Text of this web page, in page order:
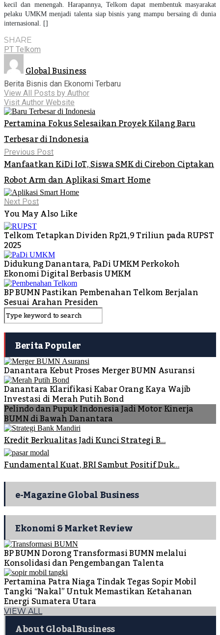
kecil dan menengah. Harapannya, Telkom dapat membentuk masyarakat
pelaku UMKM menjadi talenta siap bisnis yang mampu bersaing di dunia
internasional. []
SHARE
PT Telkom
Global Business
Berita Bisnis dan Ekonomi Terbaru
View All Posts by Author
Visit Author Website
Pertamina Fokus Selesaikan Proyek Kilang Baru
Terbesar di Indonesia
Previous Post
Manfaatkan KiDi IoT, Siswa SMK di Cirebon Ciptakan
Robot Arm dan Aplikasi Smart Home
Next Post
You May Also Like
Telkom Tetapkan Dividen Rp21,9 Triliun pada RUPST
2025
Didukung Danantara, PaDi UMKM Perkokoh
Ekonomi Digital Berbasis UMKM
BP BUMN Pastikan Pembenahan Telkom Berjalan
Sesuai Arahan Presiden
Berita Populer
Danantara Kebut Proses Merger BUMN Asuransi
Danantara Klarifikasi Kabar Orang Kaya Wajib
Investasi di Merah Putih Bond
Pelindo dan Pupuk Indonesia Jadi Motor Kinerja
BUMN di Bawah Danantara
Kredit Berkualitas Jadi Kunci Strategi B...
Fundamental Kuat, BRI Sambut Positif Duk...
e-Magazine Global Business
Ekonomi & Market Review
BP BUMN Dorong Transformasi BUMN melalui
Konsolidasi dan Pengembangan Talenta
Pertamina Patra Niaga Tindak Tegas Sopir Mobil
Tangki “Nakal” Untuk Memastikan Ketahanan
Energi Sumatera Utara
VIEW ALL
About GlobalBusiness